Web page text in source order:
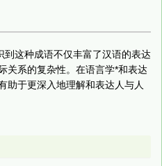
到这种成语不仅丰富了汉语的表达
关系的复杂性。在语言学*和表达
助于更深入地理解和表达人与人